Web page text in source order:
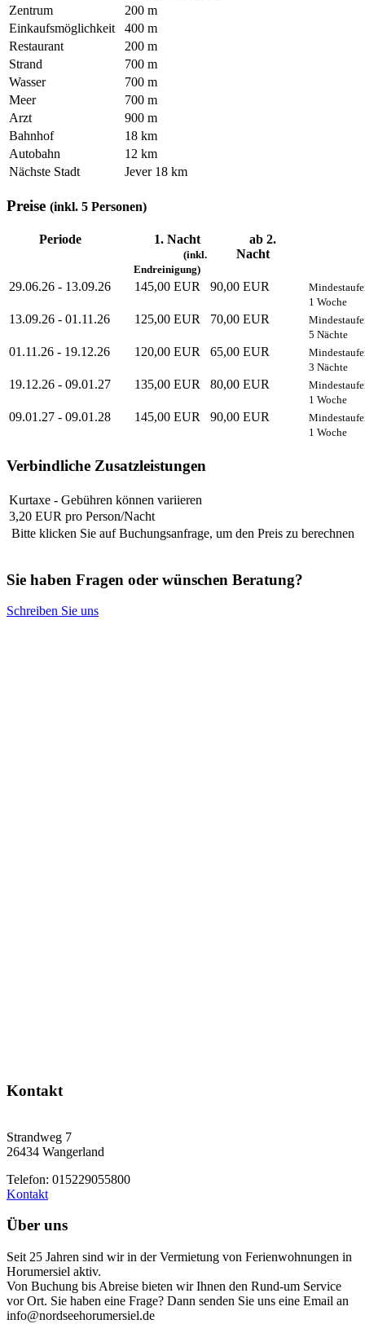
Zentrum
200 m
Einkaufsmöglichkeit
400 m
Restaurant
200 m
Strand
700 m
Wasser
700 m
Meer
700 m
Arzt
900 m
Bahnhof
18 km
Autobahn
12 km
Nächste Stadt
Jever 18 km
Preise (inkl. 5 Personen)
Periode 1. Nacht
(inkl.
Endreinigung)
ab 2.
Nacht
29.06.26 - 13.09.26 145,00 EUR 90,00 EUR
1 Woche
13.09.26 - 01.11.26 125,00 EUR 70,00 EUR
5 Nächte
01.11.26 - 19.12.26 120,00 EUR 65,00 EUR
3 Nächte
19.12.26 - 09.01.27 135,00 EUR 80,00 EUR
1 Woche
09.01.27 - 09.01.28 145,00 EUR 90,00 EUR
1 Woche
Verbindliche Zusatzleistungen
Kurtaxe - Gebühren können variieren
3,20 EUR pro Person/Nacht
Bitte klicken Sie auf Buchungsanfrage, um den Preis zu berechnen
Sie haben Fragen oder wünschen Beratung?
Schreiben Sie uns
Kontakt
Strandweg 7
26434 Wangerland
Telefon: 015229055800
Kontakt
Über uns
Seit 25 Jahren sind wir in der Vermietung von Ferienwohnungen in
Horumersiel aktiv.
Von Buchung bis Abreise bieten wir Ihnen den Rund-um Service
vor Ort. Sie haben eine Frage? Dann senden Sie uns eine Email an
info@nordseehorumersiel.de